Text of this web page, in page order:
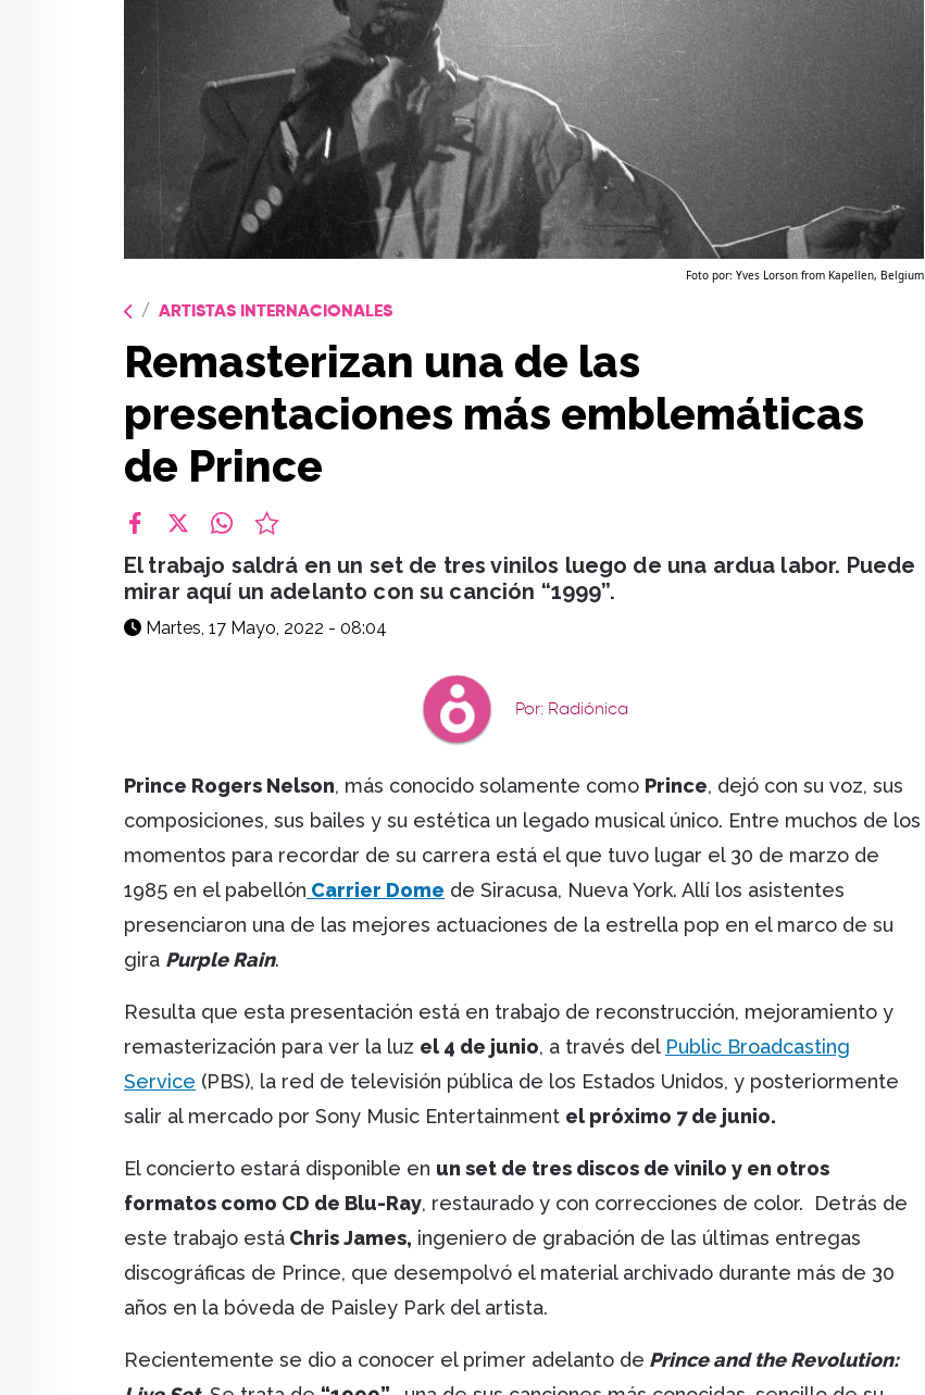
Foto por: Yves Lorson from Kapellen, Belgium
ARTISTAS INTERNACIONALES
Remasterizan una de las
presentaciones más emblemáticas
de Prince
El trabajo saldrá en un set de tres vinilos luego de una ardua labor. Puede
mirar aquí un adelanto con su canción “1999”.
Martes, 17 Mayo, 2022 - 08:04
Por: Radiónica
Prince Rogers Nelson, más conocido solamente como Prince, dejó con su voz, sus
composiciones, sus bailes y su estética un legado musical único. Entre muchos de los
momentos para recordar de su carrera está el que tuvo lugar el 30 de marzo de
1985 en el pabellón Carrier Dome de Siracusa, Nueva York. Allí los asistentes
presenciaron una de las mejores actuaciones de la estrella pop en el marco de su
gira Purple Rain.
Resulta que esta presentación está en trabajo de reconstrucción, mejoramiento y
remasterización para ver la luz el 4 de junio, a través del Public Broadcasting
Service (PBS), la red de televisión pública de los Estados Unidos, y posteriormente
salir al mercado por Sony Music Entertainment el próximo 7 de junio.
El concierto estará disponible en un set de tres discos de vinilo y en otros
formatos como CD de Blu-Ray, restaurado y con correcciones de color. Detrás de
este trabajo está Chris James, ingeniero de grabación de las últimas entregas
discográficas de Prince, que desempolvó el material archivado durante más de 30
años en la bóveda de Paisley Park del artista.
Recientemente se dio a conocer el primer adelanto de Prince and the Revolution: